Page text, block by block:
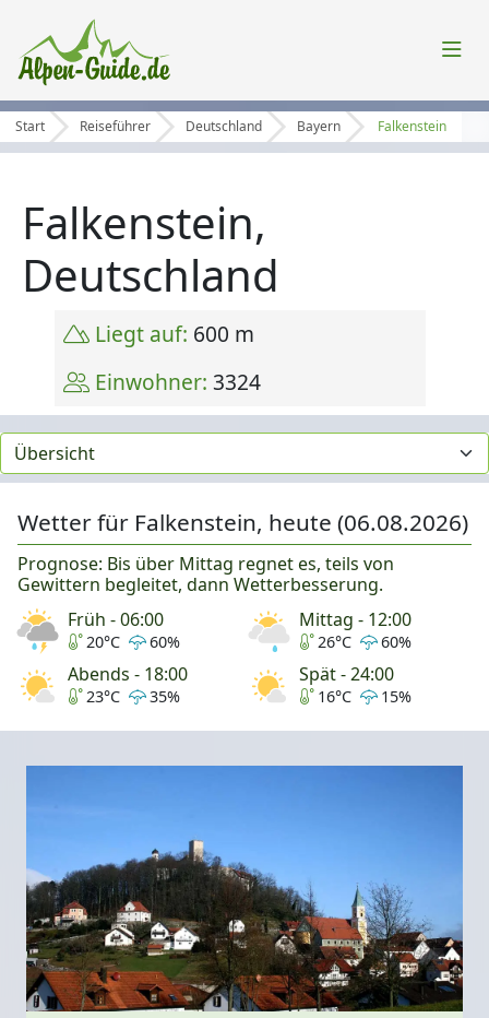
Start Reiseführer Deutschland Bayern Falkenstein
Falkenstein,
Deutschland
Liegt auf: 600 m
Einwohner: 3324
Wetter für Falkenstein, heute (06.08.2026)
Prognose: Bis über Mittag regnet es, teils von
Gewittern begleitet, dann Wetterbesserung.
Früh - 06:00
20°C 60%
Mittag - 12:00
26°C 60%
Abends - 18:00
23°C 35%
Spät - 24:00
16°C 15%